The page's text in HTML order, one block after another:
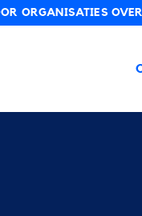
ORGANISATIES